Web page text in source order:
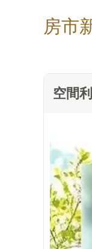
房市
空間